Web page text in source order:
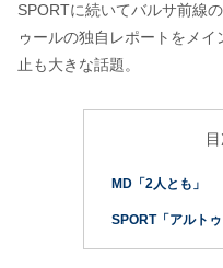
SPORTに続いてバルサ前線
ゥールの独自レポートをメ
止も大きな話題。
MD「2人とも」
SPORT「アルト